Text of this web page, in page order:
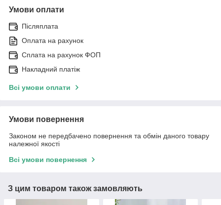
Умови оплати
Післяплата
Оплата на рахунок
Сплата на рахунок ФОП
Накладний платіж
Всі умови оплати
Умови повернення
Законом не передбачено повернення та обмін даного товару
належної якості
Всі умови повернення
З цим товаром також замовляють